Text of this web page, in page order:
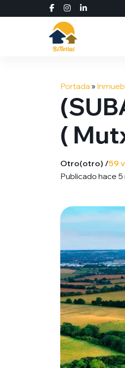
Portada »
(
Otro(otro) /59
Publicado hace